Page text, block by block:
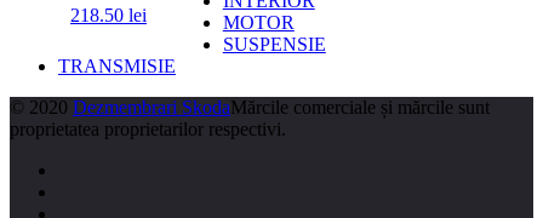
218.50 lei
MOTOR
SUSPENSIE
TRANSMISIE
© 2020 Dezmembrari SkodaMărcile comerciale și mărcile sunt
proprietatea proprietarilor respectivi.